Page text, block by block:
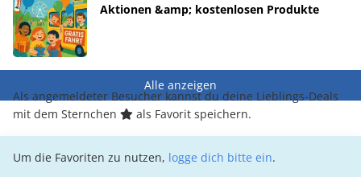
Aktionen &amp; kostenlosen Produkte
Alle anzeigen
Als angemeldeter Besucher kannst du deine Lieblings-Deals
mit dem Sternchen
als Favorit speichern.
Um die Favoriten zu nutzen, logge dich bitte ein.